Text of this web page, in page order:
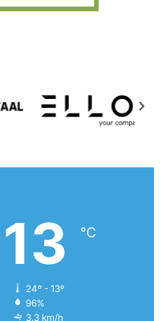
13 ℃
24º - 13º
96%
3.3 km/h